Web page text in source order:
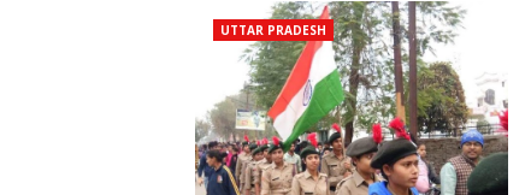
UTTAR PRADESH